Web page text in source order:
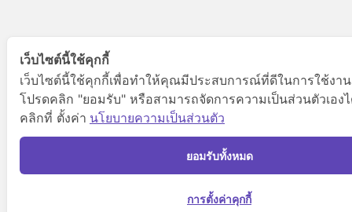
เว็บไซต์นี้ใช้คุกกี้
เว็บไซต์นี้ใช้คุกกี้เพื่อทำให้คุณมีประสบการณ์ที่ดีในการใช้งาน
โปรดคลิก "ยอมรับ" หรือสามารถจัดการความเป็นส่วนตัวเองไ
คลิกที่ ตั้งค่า นโยบายความเป็นส่วนตัว
ยอมรับทั้งหมด
การตั้งค่าคุกกี้